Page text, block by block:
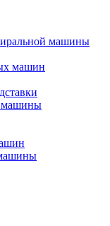
машины
машин
машины